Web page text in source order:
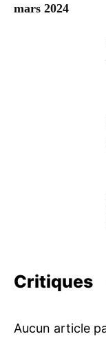
mars 2024
Critiques